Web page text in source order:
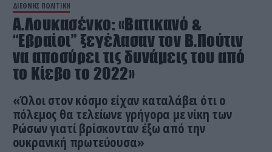
ΔΙΕΘΝΗΣ ΠΟΛΙΤΙΚΗ
Α.Λουκασένκο: «Βατικανό &
“Εβραίοι” ξεγέλασαν τον Β.Πούτιν
να αποσύρει τις δυνάμεις του από
το Κίεβο το 2022»
«Όλοι στον κόσμο είχαν καταλάβει ότι ο
πόλεμος θα τελείωνε γρήγορα με νίκη των
Ρώσων γιατί βρίσκονταν έξω από την
ουκρανική πρωτεύουσα»